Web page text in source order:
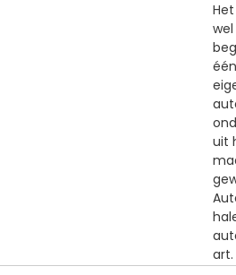
uit
art.